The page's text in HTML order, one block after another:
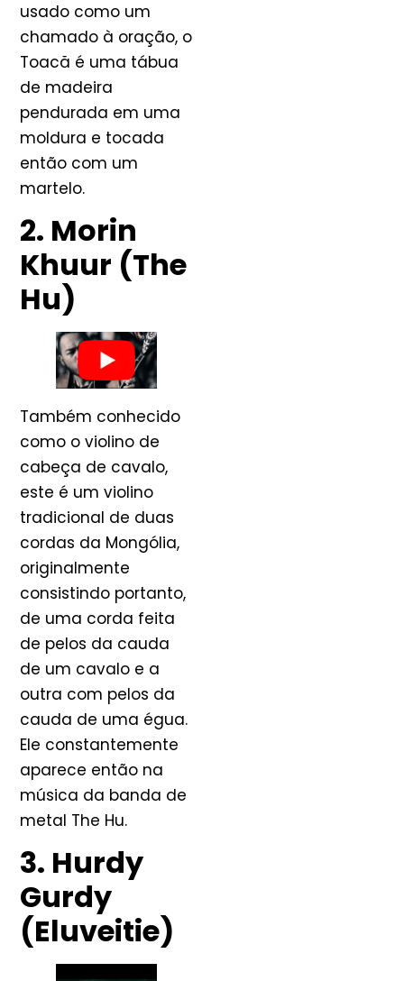
usado como um
chamado à oração, o
Toacă é uma tábua
de madeira
pendurada em uma
moldura e tocada
então com um
martelo.
2. Morin
Khuur (The
Hu)
Também conhecido
como o violino de
cabeça de cavalo,
este é um violino
tradicional de duas
cordas da Mongólia,
originalmente
consistindo portanto,
de uma corda feita
de pelos da cauda
de um cavalo e a
outra com pelos da
cauda de uma égua.
Ele constantemente
aparece então na
música da banda de
metal The Hu.
3. Hurdy
Gurdy
(Eluveitie)